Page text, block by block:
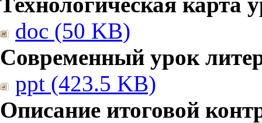
doc (50 KB)
Современный урок
ppt (423.5 KB)
Описание итоговой